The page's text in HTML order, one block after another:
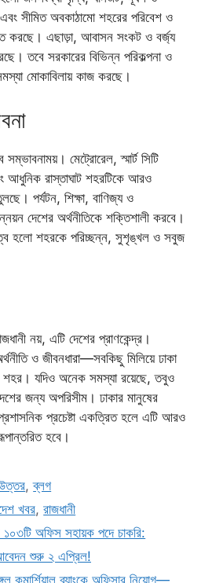
সীমিত অবকাঠামো শহরের পরিবেশ ও
করছে। এছাড়া, আবাসন সংকট ও বর্জ্য
তবে সরকারের বিভিন্ন পরিকল্পনা ও
মোকাবিলায় কাজ করছে।
মেট্রোরেল, স্মার্ট সিটি
আধুনিক রাস্তাঘাট শহরটিকে আরও
পর্যটন, শিক্ষা, বাণিজ্য ও
দেশের অর্থনীতিকে শক্তিশালী করবে।
হলো শহরকে পরিচ্ছন্ন, সুশৃঙ্খল ও সবুজ
নয়, এটি দেশের প্রাণকেন্দ্র।
ও জীবনধারা—সবকিছু মিলিয়ে ঢাকা
শহর। যদিও অনেক সমস্যা রয়েছে, তবুও
জন্য অপরিসীম। ঢাকার মানুষের
প্রচেষ্টা একত্রিত হলে এটি আরও
হবে।
,ব্লগ
খবর,রাজধানী
অফিস সহায়ক পদে চাকরি:
শুরু ২ এপ্রিল!